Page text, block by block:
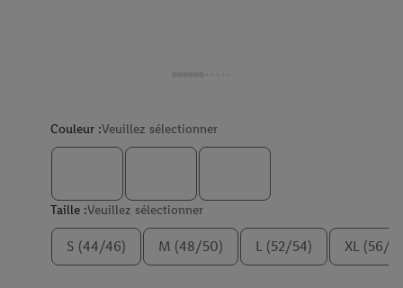
Couleur :Veuillez sélectionner
Taille :Veuillez sélectionner
S (44/46) M (48/50) L (52/54) XL (56/